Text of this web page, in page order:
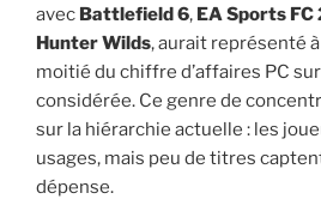
avec Battlefield 6, EA Sports FC
Hunter Wilds, aurait représenté
moitié du chiffre d’affaires PC
considérée. Ce genre de
sur la hiérarchie actuelle : les
usages, mais peu de titres
dépense.